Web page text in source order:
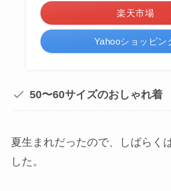
楽天市場
Yahooショッピン
50〜60サイズのおしゃれ着
夏生まれだったので、しばらく
した。